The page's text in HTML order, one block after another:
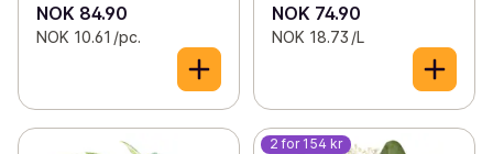
NOK 84.90
NOK 10.61 /pc.
NOK 74.90
NOK 18.73 /L
2 for 154 kr